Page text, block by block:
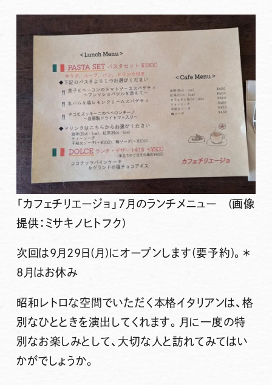
「カフェチリエージョ」7月のランチメニュー (画像
提供：ミサキノヒトフク)
次回は9月29日(月)にオープンします(要予約)。＊
8月はお休み
昭和レトロな空間でいただく本格イタリアンは、格
別なひとときを演出してくれます。月に一度の特
別なお楽しみとして、大切な人と訪れてみてはい
かがでしょうか。